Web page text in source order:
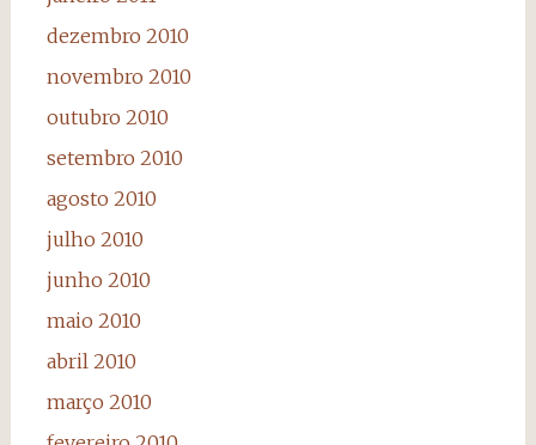
dezembro 2010
novembro 2010
outubro 2010
setembro 2010
agosto 2010
julho 2010
junho 2010
maio 2010
abril 2010
março 2010